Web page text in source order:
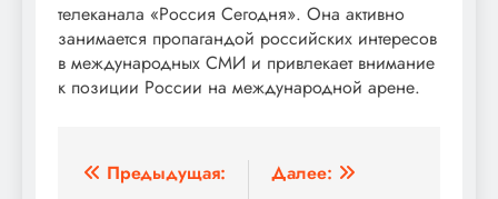
телеканала «Россия Сегодня». Она активно
занимается пропагандой российских интересов
в международных СМИ и привлекает внимание
к позиции России на международной арене.
Навигация
Предыдущая:
Далее: